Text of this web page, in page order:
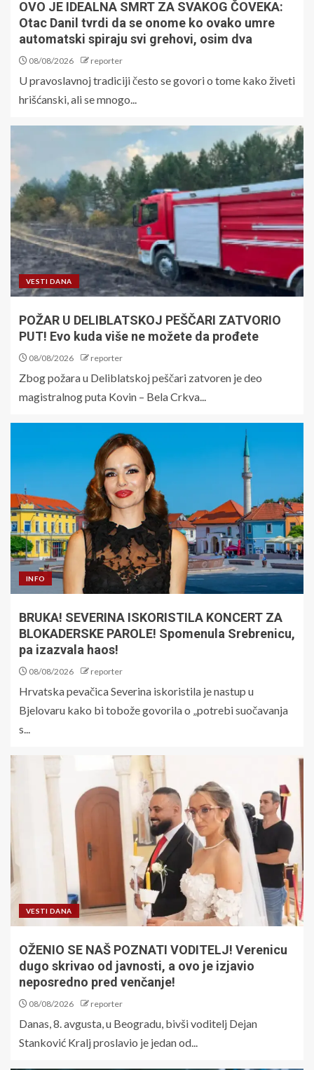
OVO JE IDEALNA SMRT ZA SVAKOG ČOVEKA:
Otac Danil tvrdi da se onome ko ovako umre
automatski spiraju svi grehovi, osim dva
08/08/2026 reporter
U pravoslavnoj tradiciji često se govori o tome kako živeti
hrišćanski, ali se mnogo...
VESTI DANA
POŽAR U DELIBLATSKOJ PEŠČARI ZATVORIO
PUT! Evo kuda više ne možete da prođete
08/08/2026 reporter
Zbog požara u Deliblatskoj peščari zatvoren je deo
magistralnog puta Kovin – Bela Crkva...
INFO
BRUKA! SEVERINA ISKORISTILA KONCERT ZA
BLOKADERSKE PAROLE! Spomenula Srebrenicu,
pa izazvala haos!
08/08/2026 reporter
Hrvatska pevačica Severina iskoristila je nastup u
Bjelovaru kako bi tobože govorila o „potrebi suočavanja
s...
VESTI DANA
OŽENIO SE NAŠ POZNATI VODITELJ! Verenicu
dugo skrivao od javnosti, a ovo je izjavio
neposredno pred venčanje!
08/08/2026 reporter
Danas, 8. avgusta, u Beogradu, bivši voditelj Dejan
Stanković Kralj proslavio je jedan od...